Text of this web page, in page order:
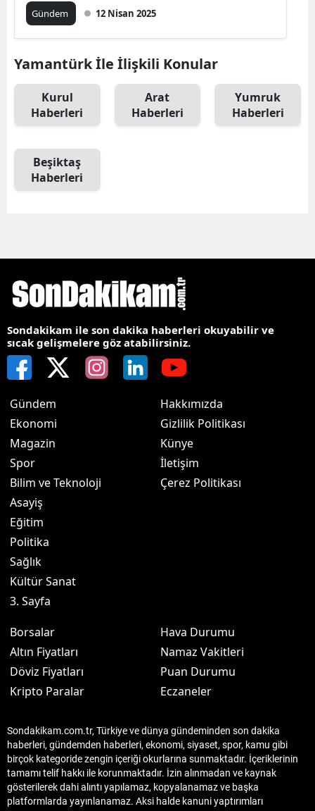
Gündem 12 Nisan 2025
Yamantürk İle İlişkili Konular
Kurul
Haberleri
Arat
Haberleri
Yumruk
Haberleri
Beşiktaş
Haberleri
Sondakikam ile son dakika haberleri okuyabilir ve
sıcak gelişmelere göz atabilirsiniz.
Gündem
Ekonomi
Magazin
Spor
Bilim ve Teknoloji
Asayiş
Eğitim
Politika
Sağlık
Kültür Sanat
3. Sayfa
Hakkımızda
Gizlilik Politikası
Künye
İletişim
Çerez Politikası
Borsalar
Altın Fiyatları
Döviz Fiyatları
Kripto Paralar
Hava Durumu
Namaz Vakitleri
Puan Durumu
Eczaneler
Sondakikam.com.tr, Türkiye ve dünya gündeminden son dakika
haberleri, gündemden haberleri, ekonomi, siyaset, spor, kamu gibi
birçok kategoride zengin içeriği okurlarına sunmaktadır. İçeriklerinin
tamamı telif hakkı ile korunmaktadır. İzin alınmadan ve kaynak
gösterilerek dahi alıntı yapılamaz, kopyalanamaz ve başka
platformlarda yayınlanamaz. Aksi halde kanuni yaptırımları